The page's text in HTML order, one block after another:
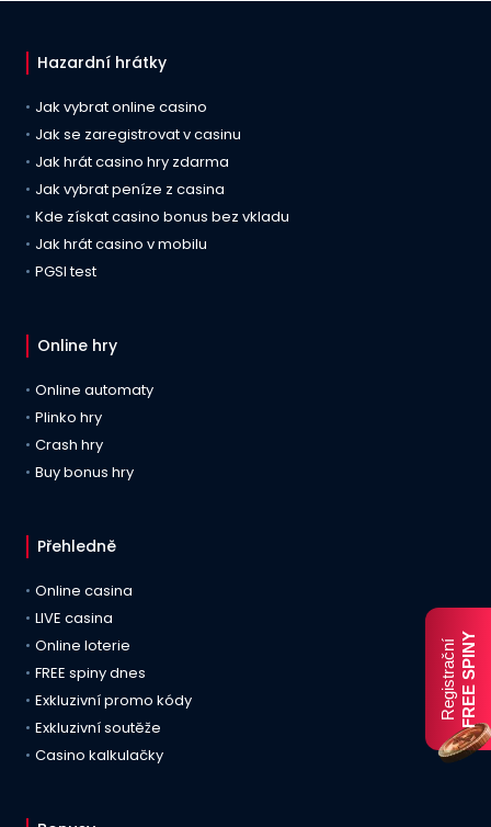
RegistračníFREE SPINY
Hazardní hrátky
Jak vybrat online casino
Jak se zaregistrovat v casinu
Jak hrát casino hry zdarma
Jak vybrat peníze z casina
Kde získat casino bonus bez vkladu
Jak hrát casino v mobilu
PGSI test
Online hry
Online automaty
Plinko hry
Crash hry
Buy bonus hry
Přehledně
Online casina
LIVE casina
Online loterie
FREE spiny dnes
Exkluzivní promo kódy
Exkluzivní soutěže
Casino kalkulačky